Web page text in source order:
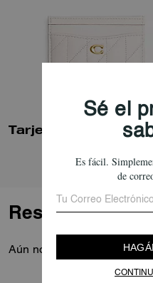
Añadir A La Cesta
Reseñas
Aún no hay opiniones.